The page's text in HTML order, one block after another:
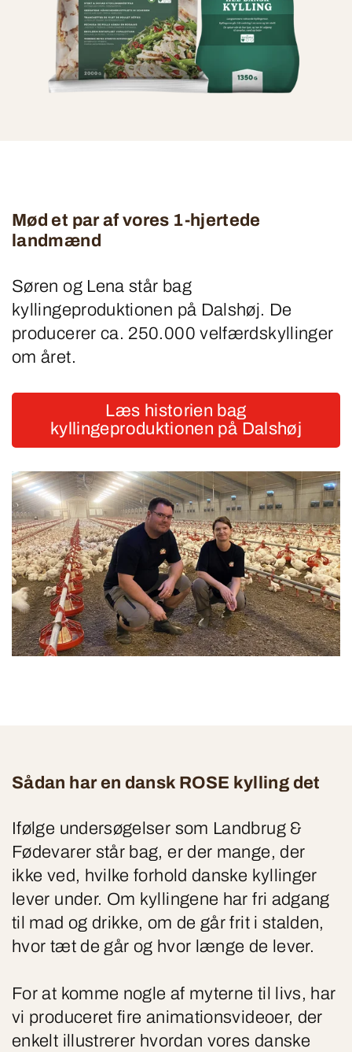
Mød et par af vores 1-hjertede
landmænd
Søren og Lena står bag
kyllingeproduktionen på Dalshøj. De
producerer ca. 250.000 velfærdskyllinger
om året.
Læs historien bag
kyllingeproduktionen på Dalshøj
Sådan har en dansk ROSE kylling det
Ifølge undersøgelser som Landbrug &
Fødevarer står bag, er der mange, der
ikke ved, hvilke forhold danske kyllinger
lever under. Om kyllingene har fri adgang
til mad og drikke, om de går frit i stalden,
hvor tæt de går og hvor længe de lever.
For at komme nogle af myterne til livs, har
vi produceret fire animationsvideoer, der
enkelt illustrerer hvordan vores danske